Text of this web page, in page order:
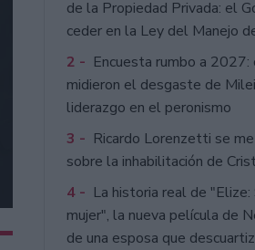
de la Propiedad Privada: el
ceder en la Ley del Manejo
2 - Encuesta rumbo a
midieron el desgaste de
liderazgo en el peronismo
3 - Ricardo Lorenzetti se
sobre la inhabilitación de
4 - La historia real de "Elize:
mujer", la nueva película de
de una esposa que